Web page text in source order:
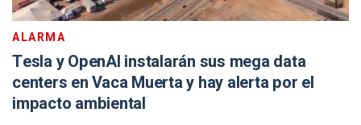
ALARMA
Tesla y OpenAI instalarán sus mega data
centers en Vaca Muerta y hay alerta por el
impacto ambiental